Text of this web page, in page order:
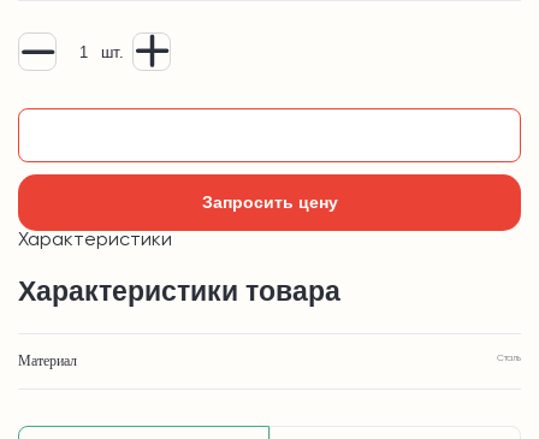
шт.
Запросить цену
Характеристики
Характеристики товара
Материал Сталь